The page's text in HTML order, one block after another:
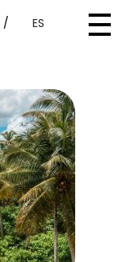
/ ES